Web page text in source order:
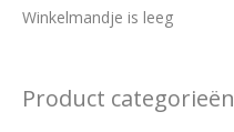
Winkelmandje is leeg
Product categorieën